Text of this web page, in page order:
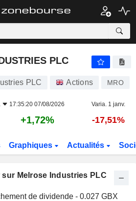
PLC
PLC
PLC Actions MRO
17:35:20 07/08/2026 Varia. 1 janv.
+1,72% -17,51%
Graphiques Actualités
sur Melrose Industries PLC
de dividende - 0.027 GBX